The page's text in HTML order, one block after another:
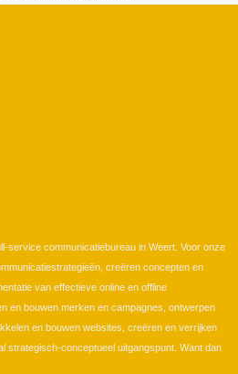
service communicatiebureau in Weert. Voor onze
creëren concepten en
van effectieve online en offline
en bouwen merken en campagnes, ontwerpen
en bouwen websites, creëren en verrijken
strategisch-conceptueel uitgangspunt. Want dan